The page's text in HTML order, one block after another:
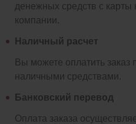
денежных средств с карты
компании.
Наличный расчет
Вы можете оплатить заказ
наличными средствами.
Банковский перевод
Оплата заказа